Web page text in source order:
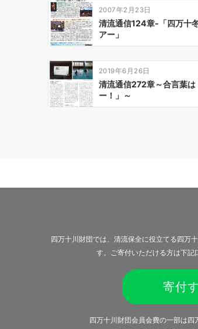
2007年2月23日
清流通信124章-「四万十
アー」
2019年6月26日
清流通信272章～合言葉は
ー！」～
四万十川財団では、清流保全に役立てる四万
す。ご寄付いただける方は下記
寄付
四万十川財団会員会費の一部は四